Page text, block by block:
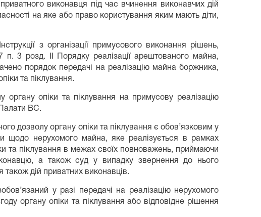
виконавця під час вчинення виконавчих дій
на яке або право користування яким мають діти,
з організації примусового виконання рішень,
п. 3 розд. II Порядку реалізації арештованого майна,
порядок передачі на реалізацію майна боржника,
та піклування.
опіки та піклування на примусову реалізацію
ВС.
дозволу органу опіки та піклування є обов’язковим у
щодо нерухомого майна, яке реалізується в рамках
та піклування в межах своїх повноважень, приймаючи
а також суд у випадку звернення до нього
дій приватних виконавців.
у разі передачі на реалізацію нерухомого
органу опіки та піклування або відповідне рішення